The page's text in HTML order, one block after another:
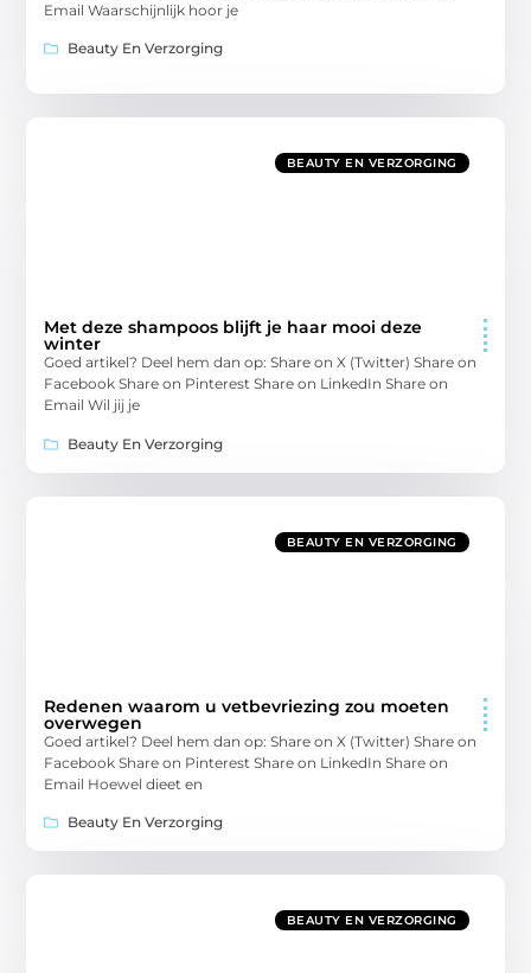
Email Waarschijnlijk hoor je
Beauty En Verzorging
BEAUTY EN VERZORGING
Met deze shampoos blijft je haar mooi deze
winter
Goed artikel? Deel hem dan op: Share on X (Twitter) Share on
Facebook Share on Pinterest Share on LinkedIn Share on
Email Wil jij je
Beauty En Verzorging
BEAUTY EN VERZORGING
Redenen waarom u vetbevriezing zou moeten
overwegen
Goed artikel? Deel hem dan op: Share on X (Twitter) Share on
Facebook Share on Pinterest Share on LinkedIn Share on
Email Hoewel dieet en
Beauty En Verzorging
BEAUTY EN VERZORGING